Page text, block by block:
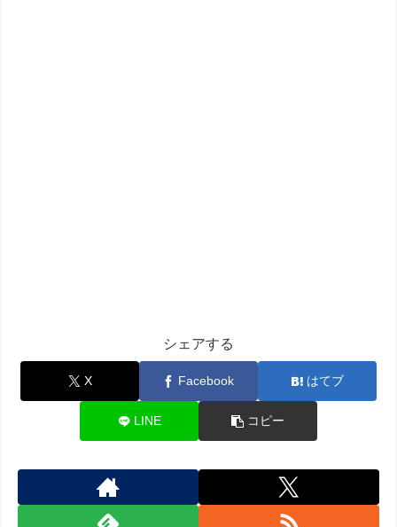
シェアする
X Facebook はてブ
LINE コピー